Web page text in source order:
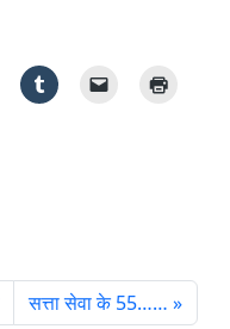
सत्ता सेवा के 55……